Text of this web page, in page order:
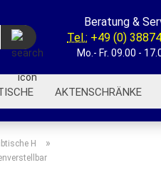
Suche...
Beratung &
Tel.: +49 (0)
Mo.- Fr. 09.00 -
AKTENSCHRÄNKE
AKUSTIK-
H »